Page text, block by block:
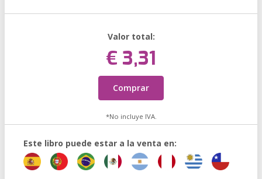
Valor total:
€ 3,31
Comprar
*No incluye IVA.
Este libro puede estar a la venta en: